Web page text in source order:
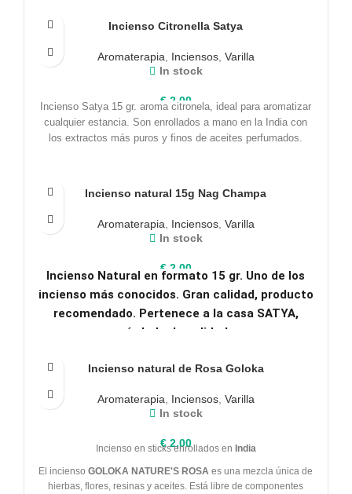
Incienso Citronella Satya
Aromaterapia Inciensos, Varilla
In stock
€2,00
Incienso Satya 15 gr. aroma citronela, ideal para aromatizar
cualquier estancia. Son enrollados a mano en la India con
los extractos más puros y finos de aceites perfumados.
Incienso natural 15g Nag Champa
Aromaterapia Inciensos, Varilla
In stock
€2,00
Incienso Natural en formato 15 gr. Uno de los
incienso más conocidos. Gran calidad, producto
recomendado. Pertenece a la casa SATYA,
símbolo de calidad.
Incienso natural de Rosa Goloka
Aromaterapia Inciensos, Varilla
In stock
€2,00
Incienso en sticks enrollados en India
El incienso GOLOKA NATURE'S ROSA es una mezcla única de
hierbas, flores, resinas y aceites. Está libre de componentes